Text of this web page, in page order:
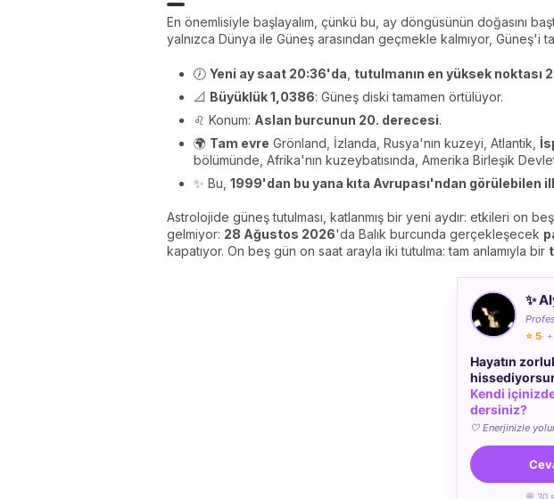
En önemlisiyle başlayalım, çünkü bu, ay döngüsünün doğasını
yalnızca Dünya ile Güneş arasından geçmekle kalmıyor, Güneş'i
🕖 Yeni ay saat 20:36'da tutulmanın en yüksek noktası
📐 Büyüklük 1,0386: Güneş diski tamamen örtülüyor.
♌ Konum: Aslan burcunun 20. derecesi.
🌍 Tam evre Grönland, İzlanda, Rusya'nın kuzeyi, Atlantik,
bölümünde, Afrika'nın kuzeybatısında, Amerika Birleşik
✨ Bu, 1999'dan bu yana kıta Avrupası'ndan görülebilen
Astrolojide güneş tutulması, katlanmış bir yeni aydır: etkileri on
gelmiyor: 28 Ağustos 2026'da Balık burcunda gerçekleşecek
kapatıyor. On beş gün on saat arayla iki tutulma: tam anlamıyla bir
✨
⭐ 5·
Hayatın
Kendi
dersiniz?
🤍 Enerjinizle
💬 30